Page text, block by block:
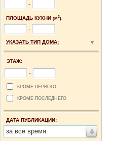
-
ПЛОЩАДЬ КУХНИ (М2):
-
УКАЗАТЬ ТИП ДОМА:
ЭТАЖ:
-
КРОМЕ ПЕРВОГО
КРОМЕ ПОСЛЕДНЕГО
ДАТА ПУБЛИКАЦИИ:
за все время